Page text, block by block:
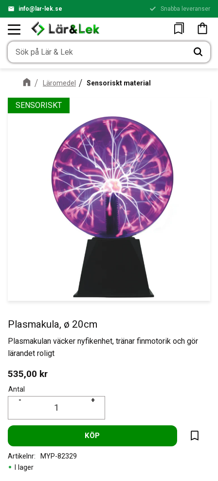
info@lar-lek.se Snabba leveranser
Favoriter
Läromedel Sensoriskt material
SENSORISKT
Plasmakula, ø 20cm
Plasmakulan väcker nyfikenhet, tränar finmotorik och gör
lärandet roligt
535,00 kr
Antal
+
-
KÖP
Lägg
I lager
Artikelnr MYP-82329